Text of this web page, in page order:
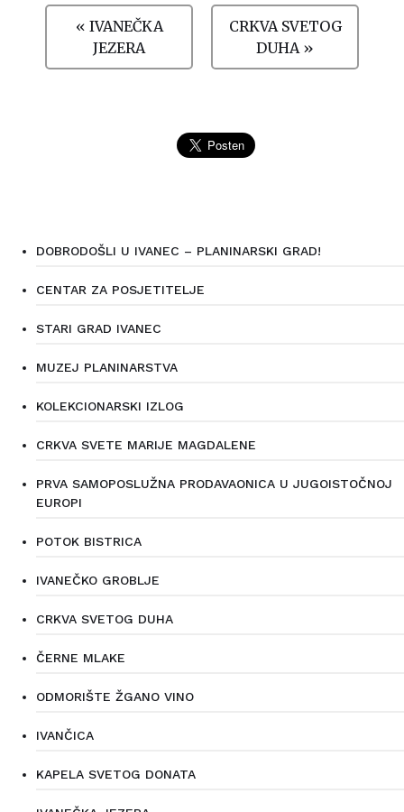
« IVANEČKA
JEZERA
CRKVA SVETOG
DUHA »
DOBRODOŠLI U IVANEC – PLANINARSKI GRAD!
CENTAR ZA POSJETITELJE
STARI GRAD IVANEC
MUZEJ PLANINARSTVA
KOLEKCIONARSKI IZLOG
CRKVA SVETE MARIJE MAGDALENE
PRVA SAMOPOSLUŽNA PRODAVAONICA U JUGOISTOČNOJ
EUROPI
POTOK BISTRICA
IVANEČKO GROBLJE
CRKVA SVETOG DUHA
ČERNE MLAKE
ODMORIŠTE ŽGANO VINO
IVANČICA
KAPELA SVETOG DONATA